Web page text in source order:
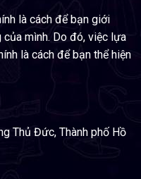
là cách để bạn giới
mình. Do đó, việc lựa
là cách để bạn thể hiện
Thủ Đức, Thành phố Hồ